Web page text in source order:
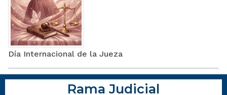
Día Internacional de la Jueza
Rama Judicial